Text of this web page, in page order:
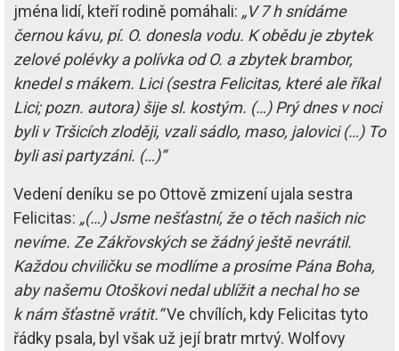
jména lidí, kteří rodině pomáhali: „V 7 h snídáme
černou kávu, pí. O. donesla vodu. K obědu je zbytek
zelové polévky a polívka od O. a zbytek brambor,
knedel s mákem. Lici (sestra Felicitas, které ale říkal
Lici; pozn. autora) šije sl. kostým. (…) Prý dnes v noci
byli v Tršicích zloději, vzali sádlo, maso, jalovici (…) To
byli asi partyzáni. (…)“
Vedení deníku se po Ottově zmizení ujala sestra
Felicitas: „(…) Jsme nešťastní, že o těch našich nic
nevíme. Ze Zákřovských se žádný ještě nevrátil.
Každou chviličku se modlíme a prosíme Pána Boha,
aby našemu Otoškovi nedal ublížit a nechal ho se
k nám šťastně vrátit.“Ve chvílích, kdy Felicitas tyto
řádky psala, byl však už její bratr mrtvý. Wolfovy